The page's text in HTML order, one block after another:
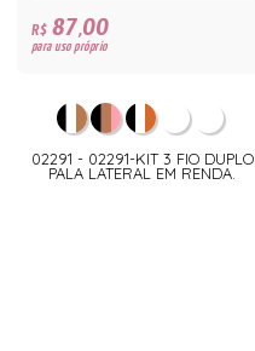
R$87,00
para uso próprio
02291 - 02291-KIT 3 FIO DUPLO
PALA LATERAL EM RENDA.